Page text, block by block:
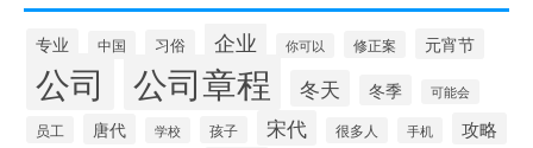
专业 中国 习俗 企业 你可以 修正案 元宵节
公司 公司章程 冬天 冬季 可能会
员工 唐代 学校 孩子 宋代 很多人 手机 攻略